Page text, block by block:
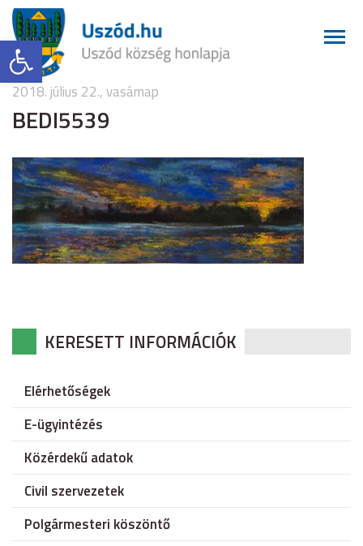
Eszköztár megnyitása
2018. július 22., vasárnap
BEDI5539
KERESETT INFORMÁCIÓK
Elérhetőségek
E-ügyintézés
Közérdekű adatok
Civil szervezetek
Polgármesteri köszöntő